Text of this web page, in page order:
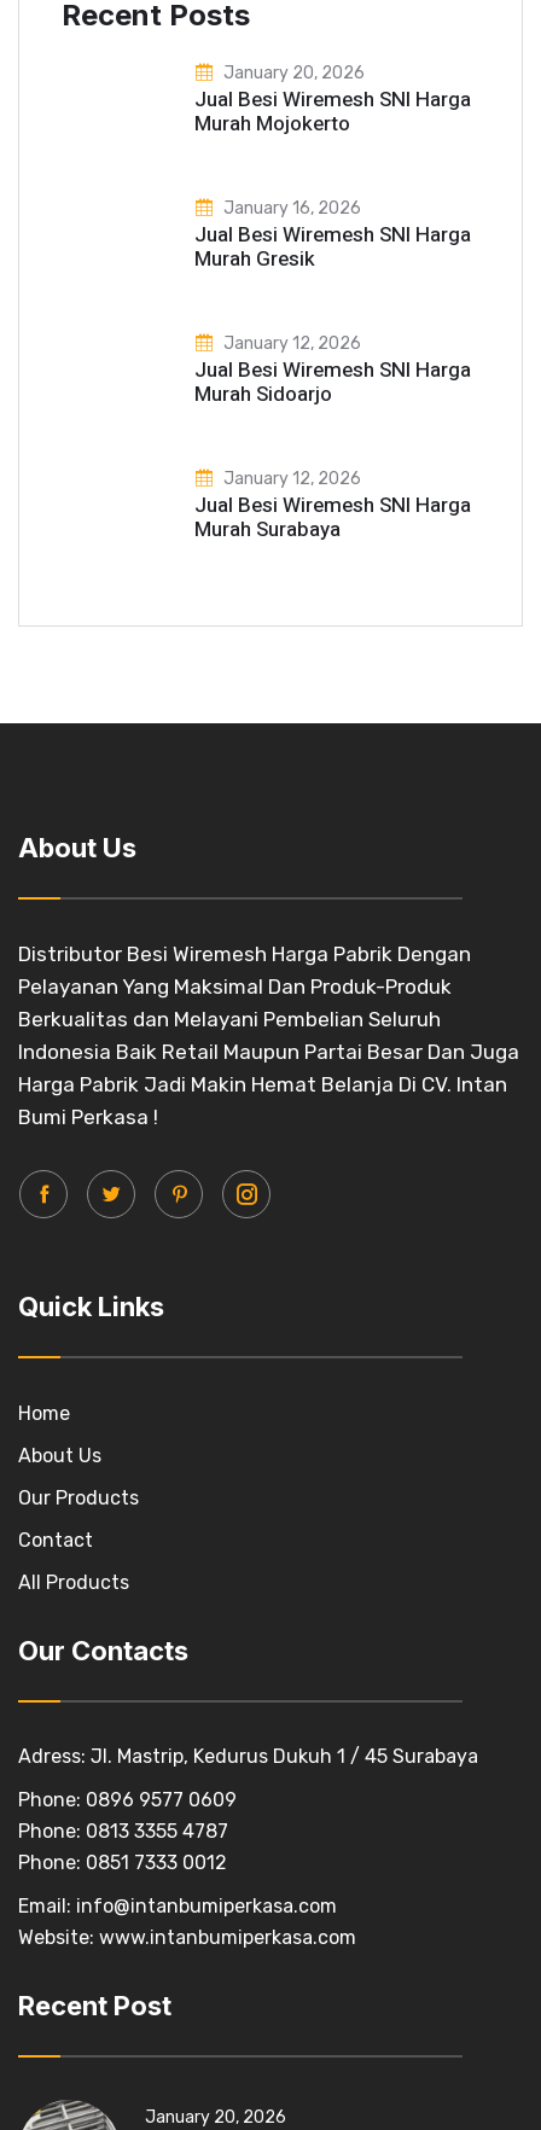
Recent Posts
January 20, 2026
Jual Besi Wiremesh SNI Harga
Murah Mojokerto
January 16, 2026
Jual Besi Wiremesh SNI Harga
Murah Gresik
January 12, 2026
Jual Besi Wiremesh SNI Harga
Murah Sidoarjo
January 12, 2026
Jual Besi Wiremesh SNI Harga
Murah Surabaya
About Us
Distributor Besi Wiremesh Harga Pabrik Dengan
Pelayanan Yang Maksimal Dan Produk-Produk
Berkualitas dan Melayani Pembelian Seluruh
Indonesia Baik Retail Maupun Partai Besar Dan Juga
Harga Pabrik Jadi Makin Hemat Belanja Di CV. Intan
Bumi Perkasa !
Quick Links
Home
About Us
Our Products
Contact
All Products
Our Contacts
Adress: Jl. Mastrip, Kedurus Dukuh 1 / 45 Surabaya
Phone: 0896 9577 0609
Phone: 0813 3355 4787
Phone: 0851 7333 0012
Email: info@intanbumiperkasa.com
Website: www.intanbumiperkasa.com
Recent Post
January 20, 2026